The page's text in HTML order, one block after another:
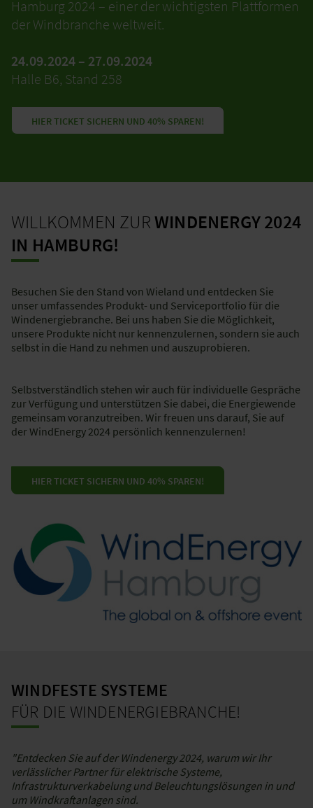
Hamburg 2024 – einer der wichtigsten Plattformen
der Windbranche weltweit.
24.09.2024 – 27.09.2024
Halle B6, Stand 258
HIER TICKET SICHERN UND 40% SPAREN!
WILLKOMMEN ZURWINDENERGY 2024
IN HAMBURG!
Besuchen Sie den Stand von Wieland und entdecken Sie
unser umfassendes Produkt- und Serviceportfolio für die
Windenergiebranche. Bei uns haben Sie die Möglichkeit,
unsere Produkte nicht nur kennenzulernen, sondern sie auch
selbst in die Hand zu nehmen und auszuprobieren.
Selbstverständlich stehen wir auch für individuelle Gespräche
zur Verfügung und unterstützen Sie dabei, die Energiewende
gemeinsam voranzutreiben. Wir freuen uns darauf, Sie auf
der WindEnergy 2024 persönlich kennenzulernen!
HIER TICKET SICHERN UND 40% SPAREN!
WINDFESTE SYSTEME
FÜR DIE WINDENERGIEBRANCHE!
"Entdecken Sie auf der Windenergy 2024, warum wir Ihr
verlässlicher Partner für elektrische Systeme,
Infrastrukturverkabelung und Beleuchtungslösungen in und
um Windkraftanlagen sind.